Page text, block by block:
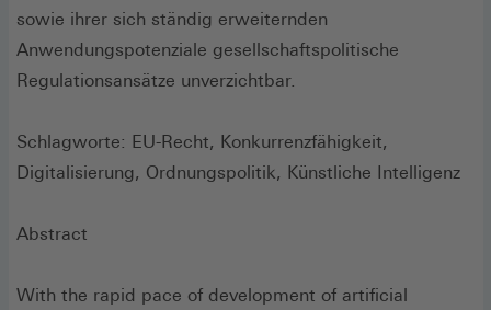
sowie ihrer sich ständig erweiternden
Anwendungspotenziale gesellschaftspolitische
Regulationsansätze unverzichtbar.
Schlagworte: EU-Recht, Konkurrenzfähigkeit,
Digitalisierung, Ordnungspolitik, Künstliche Intelligenz
Abstract
With the rapid pace of development of artificial